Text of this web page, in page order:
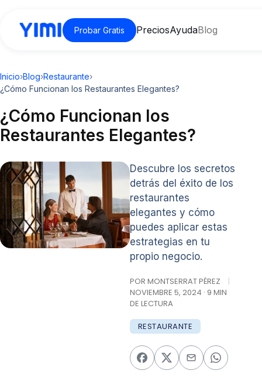
Probar Gratis PreciosAyudaBlog
Inicio›Blog›Restaurante›
¿Cómo Funcionan los Restaurantes Elegantes?
¿Cómo Funcionan los
Restaurantes Elegantes?
Descubre los secretos
detrás del éxito de los
restaurantes
elegantes y cómo
puedes aplicar estas
estrategias en tu
propio negocio.
POR MONTSERRAT PÉREZ
|
NOVIEMBRE 5, 2024 · 9 MIN
DE LECTURA
RESTAURANTE